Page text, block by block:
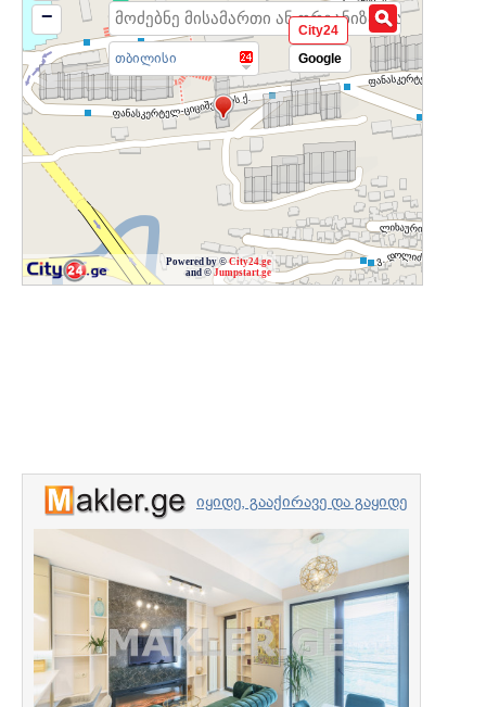
თბილისი
Powered by ©City24.ge
and © Jumpstart.ge
−
City24
Google
იყიდე, გააქირავე და გაყიდე
პროფესიონალებთან
ერთად